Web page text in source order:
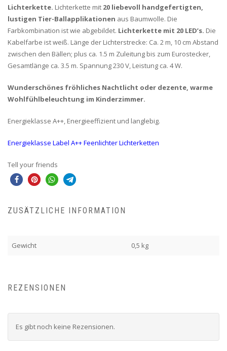
Lichterkette. Lichterkette mit 20 liebevoll handgefertigten,
lustigen Tier-Ballapplikationen aus Baumwolle. Die
Farbkombination ist wie abgebildet. Lichterkette mit 20 LED’s. Die
Kabelfarbe ist weiß. Länge der Lichterstrecke: Ca. 2 m, 10 cm Abstand
zwischen den Bällen; plus ca. 1.5 m Zuleitung bis zum Eurostecker,
Gesamtlänge ca. 3.5 m. Spannung 230 V, Leistung ca. 4 W.
Wunderschönes fröhliches Nachtlicht oder dezente, warme
Wohlfühlbeleuchtung im Kinderzimmer.
Energieklasse A++, Energieeffizient und langlebig.
Energieklasse Label A++ Feenlichter Lichterketten
Tell your friends
ZUSÄTZLICHE INFORMATION
Gewicht 0,5 kg
REZENSIONEN
Es gibt noch keine Rezensionen.